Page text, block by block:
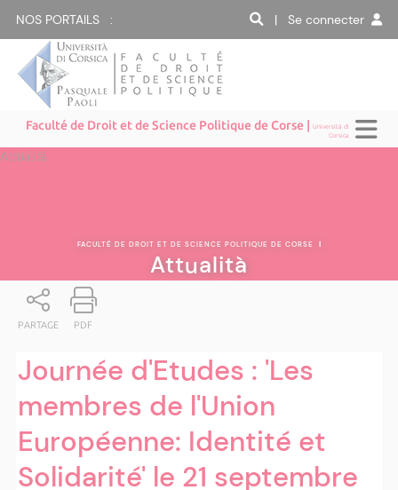
NOS PORTAILS : | Se connecter
Faculté de Droit et de Science Politique de Corse |Università di
Corsica
Attualità
FACULTÉ DE DROIT ET DE SCIENCE POLITIQUE DE CORSE |
Attualità
PARTAGE PDF
Journée d'Etudes : 'Les
membres de l'Union
Européenne: Identité et
Solidarité' le 21 septembre